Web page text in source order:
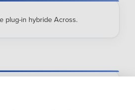
plug-in hybride Across.